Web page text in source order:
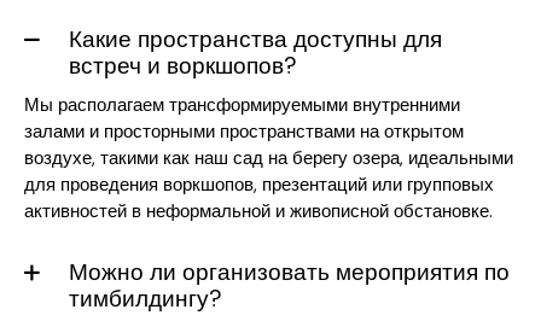
Какие пространства доступны для
встреч и воркшопов?
Мы располагаем трансформируемыми внутренними
залами и просторными пространствами на открытом
воздухе, такими как наш сад на берегу озера, идеальными
для проведения воркшопов, презентаций или групповых
активностей в неформальной и живописной обстановке.
Можно ли организовать мероприятия по
тимбилдингу?